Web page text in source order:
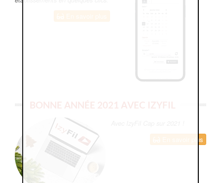
BONNE ANNÉE 2021 AVEC IZYFIL
En savoir plus